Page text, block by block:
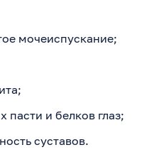
мочеиспускание;
пасти и белков глаз;
суставов.